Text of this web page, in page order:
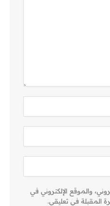
والموقع الإلكتروني في
المقبلة في تعليقي.